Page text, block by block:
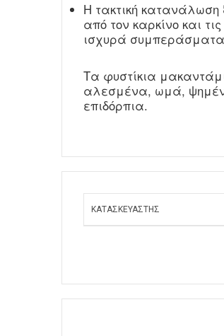
Η τακτική
από τον καρκίνο και
ισχυρά
Τα φυστίκια
αλεσμένα, ωμά,
επιδόρπια.
ΚΑΤΑΣΚΕΥΑΣΤΉΣ